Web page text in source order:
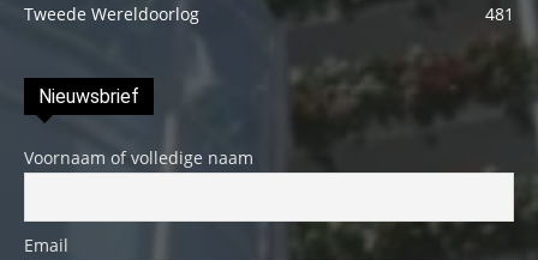
Tweede Wereldoorlog
481
Nieuwsbrief
Voornaam of volledige naam
Email